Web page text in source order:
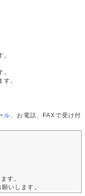
。
。
ル 、お電話、FAXで受け付
す。
いします。